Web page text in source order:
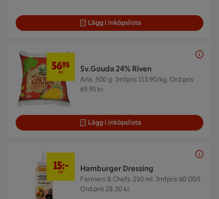
Lägg i inköpslista
Sv.Gouda 24% Riven
Arla. 500 g. Jmfpris 113:90/kg. Ord.pris
69:95 kr.
56,95 kr/st
5695
/st
Lägg i inköpslista
Hamburger Dressing
Farmers & Chefs. 250 ml. Jmfpris 60:00/l.
Ord.pris 28:30 kr.
15:-
/st